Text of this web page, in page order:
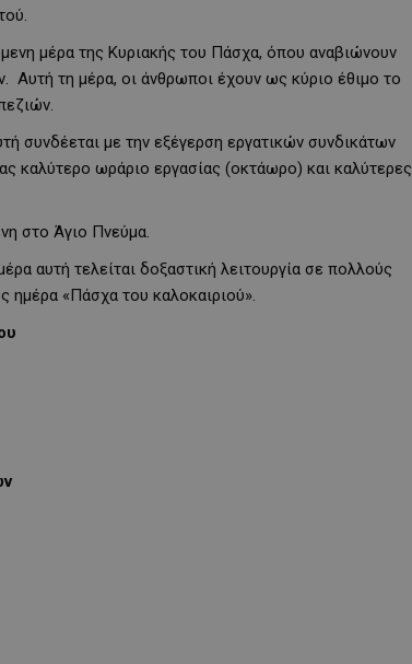
μέρα της Κυριακής του Πάσχα, όπου αναβιώνουν
τη μέρα, οι άνθρωποι έχουν ως κύριο έθιμο το
συνδέεται με την εξέγερση εργατικών συνδικάτων
καλύτερο ωράριο εργασίας (οκτάωρο) και καλύτερες
στο Άγιο Πνεύμα.
αυτή τελείται δοξαστική λειτουργία σε πολλούς
ημέρα «Πάσχα του καλοκαιριού».